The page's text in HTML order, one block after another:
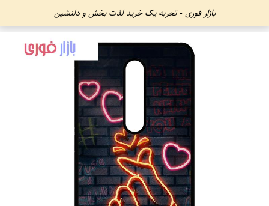
بازار فوری - تجربه یک خرید لذت بخش و دلنشین